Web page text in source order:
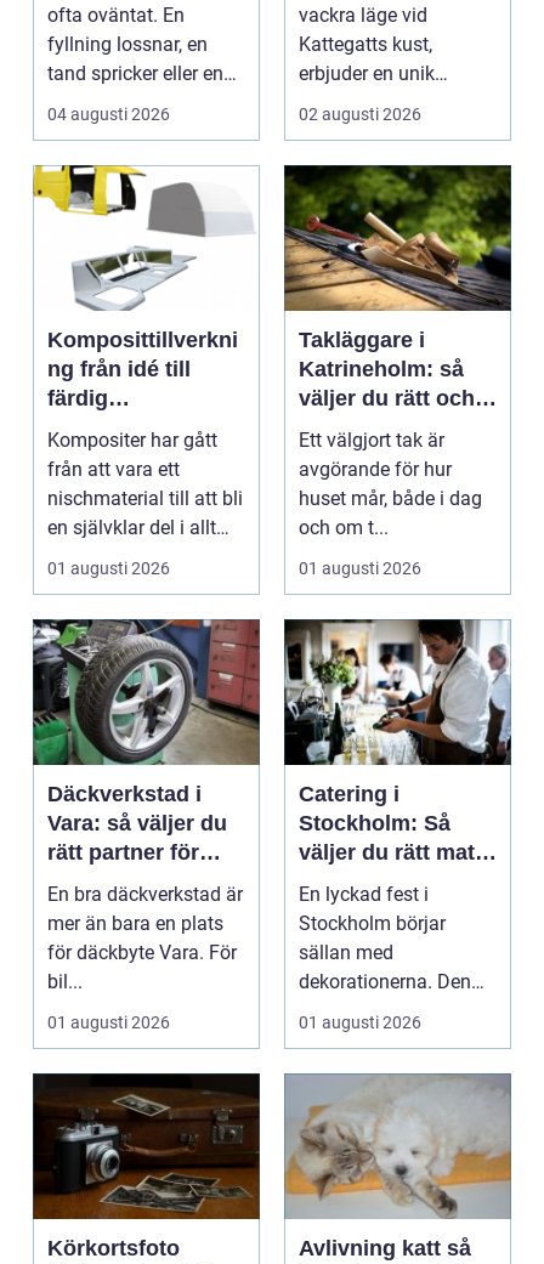
ofta oväntat. En
fyllning lossnar, en
tand spricker eller en
visdomstand svulln...
04 augusti 2026
vackra läge vid
Kattegatts kust,
erbjuder en unik
livsupplevelse för ...
02 augusti 2026
Komposittillverkni
ng från idé till
färdig
högpresterande
produkt
Kompositer har gått
från att vara ett
nischmaterial till att bli
en självklar del i allt
från vindkr...
01 augusti 2026
Takläggare i
Katrineholm: så
väljer du rätt och
får ett tak som
håller
Ett välgjort tak är
avgörande för hur
huset mår, både i dag
och om t...
01 augusti 2026
Däckverkstad i
Vara: så väljer du
rätt partner för
säker körning året
runt
En bra däckverkstad är
mer än bara en plats
för däckbyte Vara. För
bil...
01 augusti 2026
Catering i
Stockholm: Så
väljer du rätt mat
till ditt evenemang
En lyckad fest i
Stockholm börjar
sällan med
dekorationerna. Den
börjar i köket....
01 augusti 2026
Körkortsfoto
Avlivning katt så